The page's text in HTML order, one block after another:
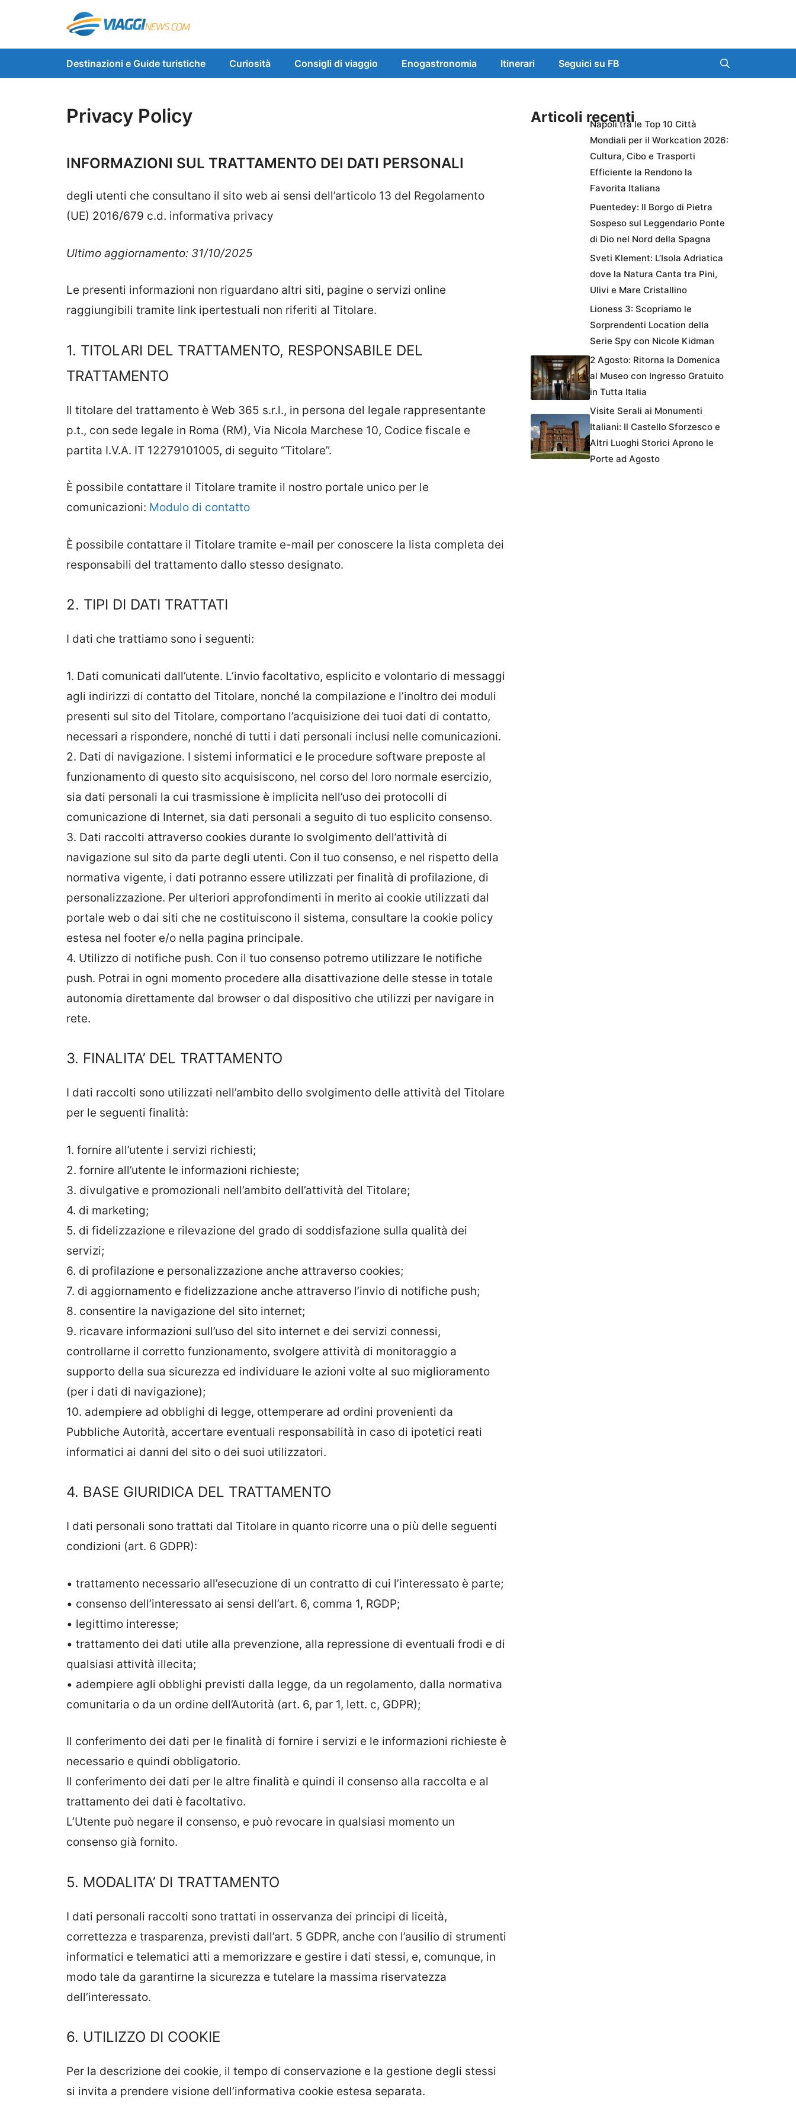
contenuto
Destinazioni e Guide turistiche Curiosità Consigli di viaggio Enogastronomia Itinerari Seguici su FB
Privacy Policy
INFORMAZIONI SUL TRATTAMENTO DEI DATI PERSONALI
degli utenti che consultano il sito web ai sensi dell’articolo 13 del Regolamento
(UE) 2016/679 c.d. informativa privacy
Ultimo aggiornamento: 31/10/2025
Le presenti informazioni non riguardano altri siti, pagine o servizi online
raggiungibili tramite link ipertestuali non riferiti al Titolare.
1. TITOLARI DEL TRATTAMENTO, RESPONSABILE DEL
TRATTAMENTO
Il titolare del trattamento è Web 365 s.r.l., in persona del legale rappresentante
p.t., con sede legale in Roma (RM), Via Nicola Marchese 10, Codice fiscale e
partita I.V.A. IT 12279101005, di seguito “Titolare”.
È possibile contattare il Titolare tramite il nostro portale unico per le
comunicazioni: Modulo di contatto
È possibile contattare il Titolare tramite e-mail per conoscere la lista completa dei
responsabili del trattamento dallo stesso designato.
2. TIPI DI DATI TRATTATI
I dati che trattiamo sono i seguenti:
1. Dati comunicati dall’utente. L’invio facoltativo, esplicito e volontario di messaggi
agli indirizzi di contatto del Titolare, nonché la compilazione e l’inoltro dei moduli
presenti sul sito del Titolare, comportano l’acquisizione dei tuoi dati di contatto,
necessari a rispondere, nonché di tutti i dati personali inclusi nelle comunicazioni.
2. Dati di navigazione. I sistemi informatici e le procedure software preposte al
funzionamento di questo sito acquisiscono, nel corso del loro normale esercizio,
sia dati personali la cui trasmissione è implicita nell’uso dei protocolli di
comunicazione di Internet, sia dati personali a seguito di tuo esplicito consenso.
3. Dati raccolti attraverso cookies durante lo svolgimento dell’attività di
navigazione sul sito da parte degli utenti. Con il tuo consenso, e nel rispetto della
normativa vigente, i dati potranno essere utilizzati per finalità di profilazione, di
personalizzazione. Per ulteriori approfondimenti in merito ai cookie utilizzati dal
portale web o dai siti che ne costituiscono il sistema, consultare la cookie policy
estesa nel footer e/o nella pagina principale.
4. Utilizzo di notifiche push. Con il tuo consenso potremo utilizzare le notifiche
push. Potrai in ogni momento procedere alla disattivazione delle stesse in totale
autonomia direttamente dal browser o dal dispositivo che utilizzi per navigare in
rete.
3. FINALITA’ DEL TRATTAMENTO
I dati raccolti sono utilizzati nell’ambito dello svolgimento delle attività del Titolare
per le seguenti finalità:
1. fornire all’utente i servizi richiesti;
2. fornire all’utente le informazioni richieste;
3. divulgative e promozionali nell’ambito dell’attività del Titolare;
4. di marketing;
5. di fidelizzazione e rilevazione del grado di soddisfazione sulla qualità dei
servizi;
6. di profilazione e personalizzazione anche attraverso cookies;
7. di aggiornamento e fidelizzazione anche attraverso l’invio di notifiche push;
8. consentire la navigazione del sito internet;
9. ricavare informazioni sull’uso del sito internet e dei servizi connessi,
controllarne il corretto funzionamento, svolgere attività di monitoraggio a
supporto della sua sicurezza ed individuare le azioni volte al suo miglioramento
(per i dati di navigazione);
10. adempiere ad obblighi di legge, ottemperare ad ordini provenienti da
Pubbliche Autorità, accertare eventuali responsabilità in caso di ipotetici reati
informatici ai danni del sito o dei suoi utilizzatori.
4. BASE GIURIDICA DEL TRATTAMENTO
I dati personali sono trattati dal Titolare in quanto ricorre una o più delle seguenti
condizioni (art. 6 GDPR):
• trattamento necessario all’esecuzione di un contratto di cui l’interessato è parte;
• consenso dell’interessato ai sensi dell’art. 6, comma 1, RGDP;
• legittimo interesse;
• trattamento dei dati utile alla prevenzione, alla repressione di eventuali frodi e di
qualsiasi attività illecita;
• adempiere agli obblighi previsti dalla legge, da un regolamento, dalla normativa
comunitaria o da un ordine dell’Autorità (art. 6, par 1, lett. c, GDPR);
Il conferimento dei dati per le finalità di fornire i servizi e le informazioni richieste è
necessario e quindi obbligatorio.
Il conferimento dei dati per le altre finalità e quindi il consenso alla raccolta e al
trattamento dei dati è facoltativo.
L’Utente può negare il consenso, e può revocare in qualsiasi momento un
consenso già fornito.
5. MODALITA’ DI TRATTAMENTO
I dati personali raccolti sono trattati in osservanza dei principi di liceità,
correttezza e trasparenza, previsti dall’art. 5 GDPR, anche con l’ausilio di strumenti
informatici e telematici atti a memorizzare e gestire i dati stessi, e, comunque, in
modo tale da garantirne la sicurezza e tutelare la massima riservatezza
dell’interessato.
6. UTILIZZO DI COOKIE
Per la descrizione dei cookie, il tempo di conservazione e la gestione degli stessi
si invita a prendere visione dell’informativa cookie estesa separata.
Articoli recentiNapoli tra le Top 10 Città
Mondiali per il Workcation 2026:
Cultura, Cibo e Trasporti
Efficiente la Rendono la
Favorita Italiana
Puentedey: Il Borgo di Pietra
Sospeso sul Leggendario Ponte
di Dio nel Nord della Spagna
Sveti Klement: L’Isola Adriatica
dove la Natura Canta tra Pini,
Ulivi e Mare Cristallino
Lioness 3: Scopriamo le
Sorprendenti Location della
Serie Spy con Nicole Kidman
2 Agosto: Ritorna la Domenica
al Museo con Ingresso Gratuito
in Tutta Italia
Visite Serali ai Monumenti
Italiani: Il Castello Sforzesco e
Altri Luoghi Storici Aprono le
Porte ad Agosto